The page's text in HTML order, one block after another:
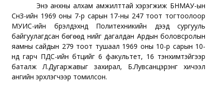
Энэ анхны алхам амжилттай хэрэгжиж БНМАУ-ын
СнЗ-ийн 1969 оны 7-р сарын 17-ны 247 тоот тогтоолоор
МУИС-ийн бүрэлдэхүүнд Политехникийн дээд сургууль
байгуулагдсан бөгөөд үүнийг дагалдан Ардын боловсролын
яамны сайдын 279 тоот тушаал 1969 оны 10-р сарын 10-
нд гарч ПДС-ийн бүтцийг 6 факультет, 16 тэнхимтэйгээр
баталж Л.Дугаржавыг захирал, Б.Лувсанцэрэнг хичээл
ангийн эрхлэгчээр томилсон.